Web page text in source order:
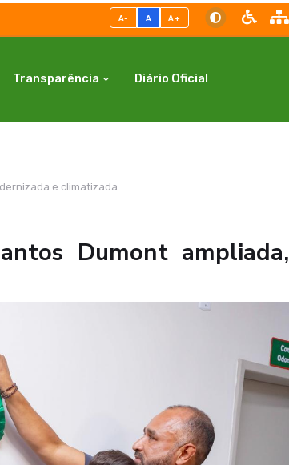
A- A A+
Transparência Diário Oficial
e climatizada
Dumont ampliada,